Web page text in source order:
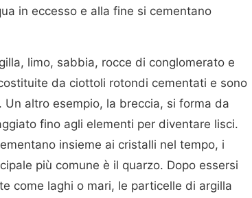
in eccesso e alla fine si cementano
limo, sabbia, rocce di conglomerato e
da ciottoli rotondi cementati e sono
altro esempio, la breccia, si forma da
fino agli elementi per diventare lisci.
insieme ai cristalli nel tempo, i
più comune è il quarzo. Dopo essersi
come laghi o mari, le particelle di argilla